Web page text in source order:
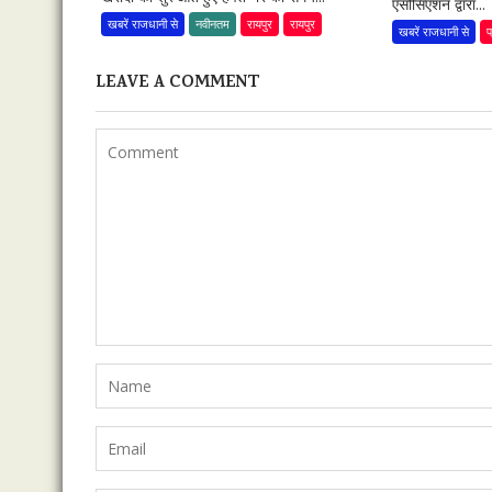
खबरें राजधानी से नवीनतम रायपुर रायपुर खबरें राजधानी से
LEAVE A COMMENT